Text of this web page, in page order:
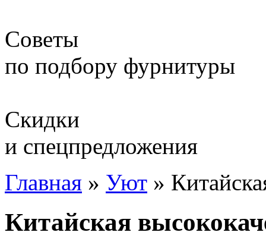
Советы
по подбору фурнитуры
Скидки
и спецпредложения
Главная » Уют »
Китайская